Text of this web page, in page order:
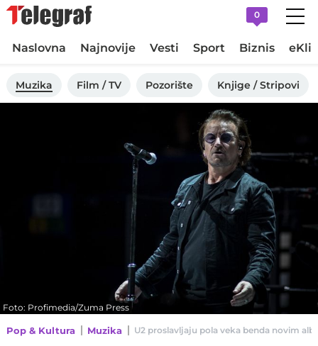
0
Naslovna Najnovije Vesti Sport Biznis
Muzika Film / TV Pozorište Knjige / Stripovi
Foto: Profimedia/Zuma Press
Pop & Kultura Muzika U2 proslavljaju pola veka benda novim